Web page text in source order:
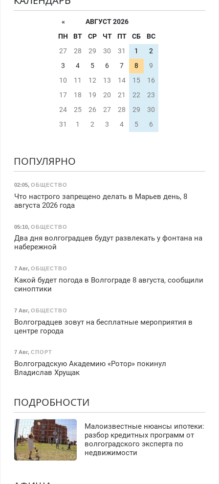
«
АВГУСТ 2026
ПН
ВТ СР ЧТ ПТ СБ
ВС
27
28 29 30 31 1
2
3
4 5 6 7 8
9
10
11 12 13 14 15
16
17
18 19 20 21 22
23
24
25 26 27 28 29
30
31
1 2 3 4 5 6
ПОПУЛЯРНО
02:05, ОБЩЕСТВО
Что настрого запрещено делать в Марьев день, 8
августа 2026 года
05:10, ОБЩЕСТВО
Два дня волгоградцев будут развлекать у фонтана на
набережной
7 Авг, ОБЩЕСТВО
Какой будет погода в Волгограде 8 августа, сообщили
синоптики
7 Авг, ОБЩЕСТВО
Волгоградцев зовут на бесплатные мероприятия в
центре города
7 Авг, СПОРТ
Волгоградскую Академию «Ротор» покинул
Владислав Хрущак
ПОДРОБНОСТИ
Малоизвестные нюансы ипотеки:
разбор кредитных программ от
волгоградского эксперта по
недвижимости